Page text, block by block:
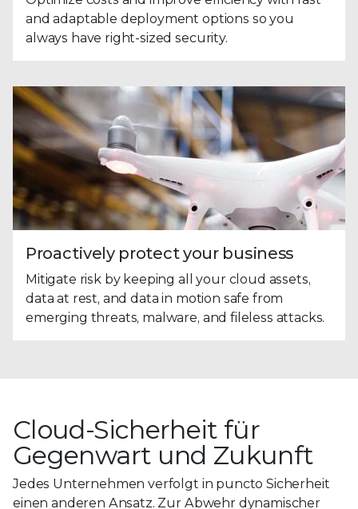
and adaptable deployment options so you
always have right-sized security.
Proactively protect your business
Mitigate risk by keeping all your cloud assets,
data at rest, and data in motion safe from
emerging threats, malware, and fileless attacks.
Cloud-Sicherheit für
Gegenwart und Zukunft
Jedes Unternehmen verfolgt in puncto Sicherheit
einen anderen Ansatz. Zur Abwehr dynamischer